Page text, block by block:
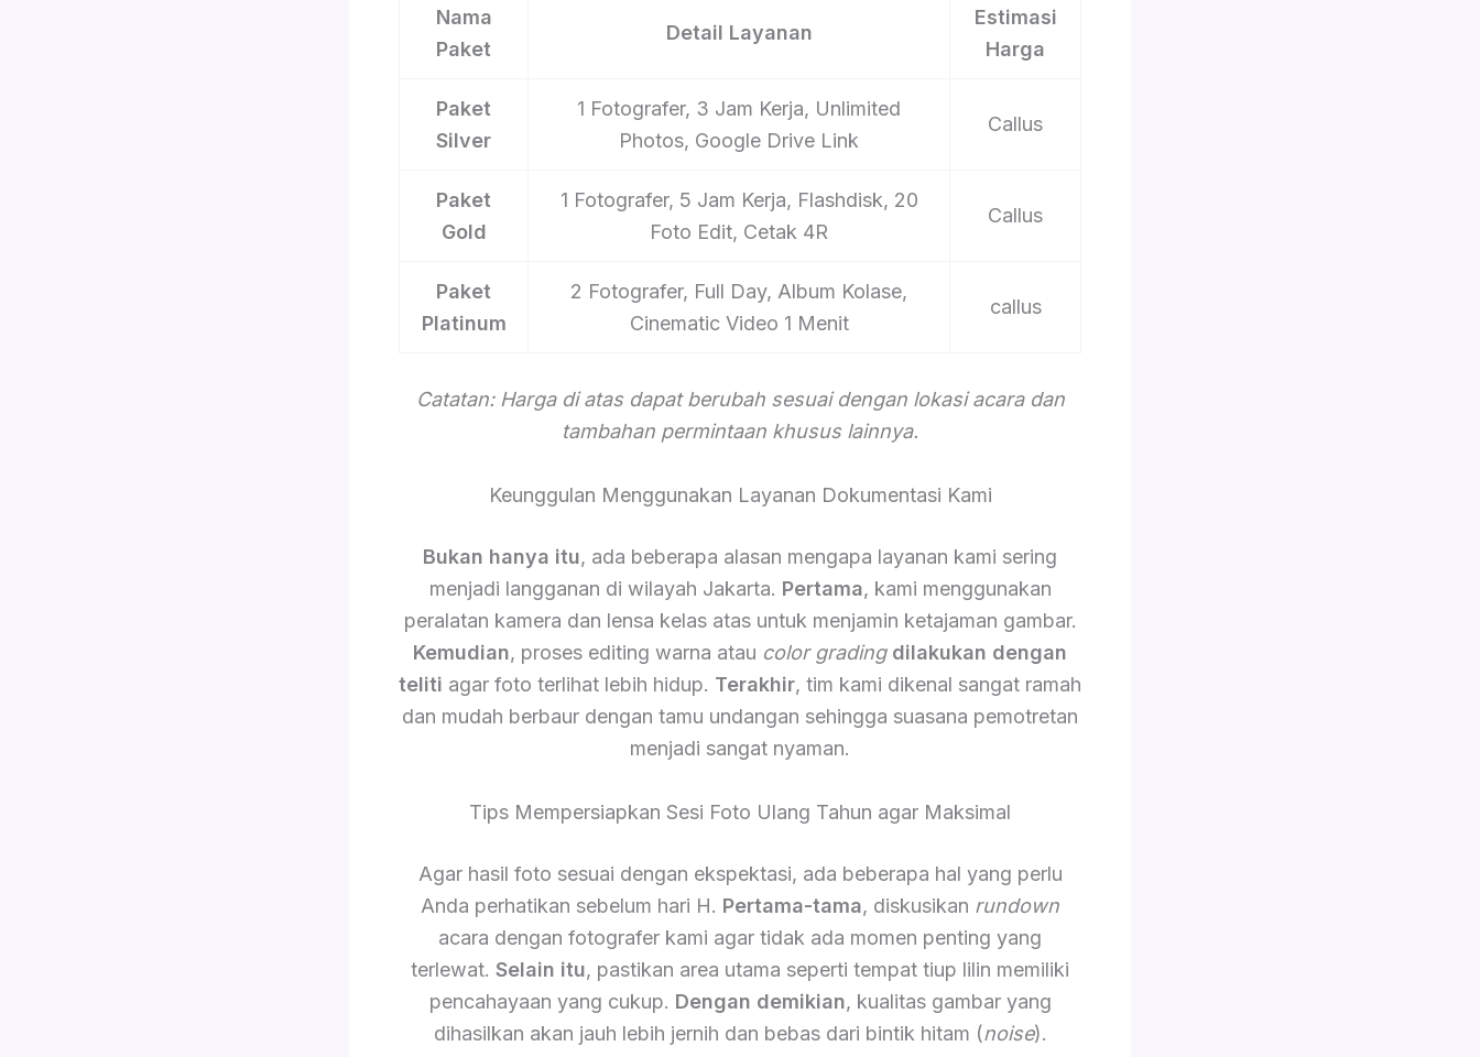
Nama
Paket
Detail Layanan
Estimasi
Harga
Paket
Silver
1 Fotografer, 3 Jam Kerja, Unlimited
Photos, Google Drive Link
Callus
Paket
Gold
1 Fotografer, 5 Jam Kerja, Flashdisk, 20
Foto Edit, Cetak 4R
Callus
Paket
Platinum
2 Fotografer, Full Day, Album Kolase,
Cinematic Video 1 Menit
callus
Catatan: Harga di atas dapat berubah sesuai dengan lokasi acara dan
tambahan permintaan khusus lainnya.
Keunggulan Menggunakan Layanan Dokumentasi Kami
Bukan hanya itu, ada beberapa alasan mengapa layanan kami sering
menjadi langganan di wilayah Jakarta. Pertama, kami menggunakan
peralatan kamera dan lensa kelas atas untuk menjamin ketajaman gambar.
Kemudian, proses editing warna atau color grading dilakukan dengan
teliti agar foto terlihat lebih hidup. Terakhir, tim kami dikenal sangat ramah
dan mudah berbaur dengan tamu undangan sehingga suasana pemotretan
menjadi sangat nyaman.
Tips Mempersiapkan Sesi Foto Ulang Tahun agar Maksimal
Agar hasil foto sesuai dengan ekspektasi, ada beberapa hal yang perlu
Anda perhatikan sebelum hari H. Pertama-tama, diskusikan rundown
acara dengan fotografer kami agar tidak ada momen penting yang
terlewat. Selain itu, pastikan area utama seperti tempat tiup lilin memiliki
pencahayaan yang cukup. Dengan demikian, kualitas gambar yang
dihasilkan akan jauh lebih jernih dan bebas dari bintik hitam (noise).